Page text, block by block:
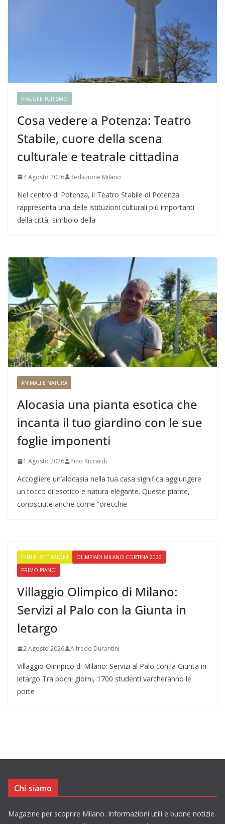
VIAGGI E TURISMO
Cosa vedere a Potenza: Teatro
Stabile, cuore della scena
culturale e teatrale cittadina
4 Agosto 2026 Redazione Milano
Nel centro di Potenza, il Teatro Stabile di Potenza
rappresenta una delle istituzioni culturali più importanti
della città, simbolo della
ANIMALI E NATURA
Alocasia una pianta esotica che
incanta il tuo giardino con le sue
foglie imponenti
1 Agosto 2026 Pino Riccardi
Accogliere un’alocasia nella tua casa significa aggiungere
un tocco di esotico e natura elegante. Queste piante,
conosciute anche come “orecchie
ENTI E ISTITUZIONI
OLIMPIADI MILANO CORTINA 2026
PRIMO PIANO
Villaggio Olimpico di Milano:
Servizi al Palo con la Giunta in
letargo
2 Agosto 2026 Alfredo Durantini
Villaggio Olimpico di Milano: Servizi al Palo con la Giunta in
letargo Tra pochi giorni, 1700 studenti varcheranno le
porte
Chi siamo
Magazine per scoprire Milano. Informazioni utili e buone notizie.